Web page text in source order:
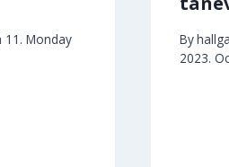
11. Monday By
2023.